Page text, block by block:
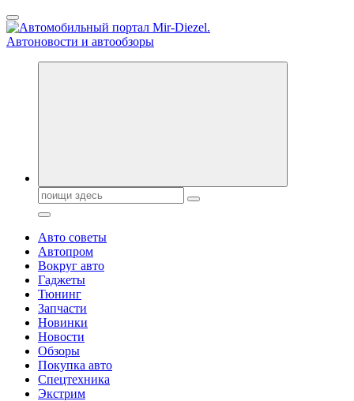
Перейти
к
содержанию
Справочник автомобилиста. Обзор новинок популярных
Поиск:
Авто советы
Автопром
Вокруг авто
Гаджеты
Тюнинг
Запчасти
Новинки
Новости
Обзоры
Покупка авто
Спецтехника
Экстрим